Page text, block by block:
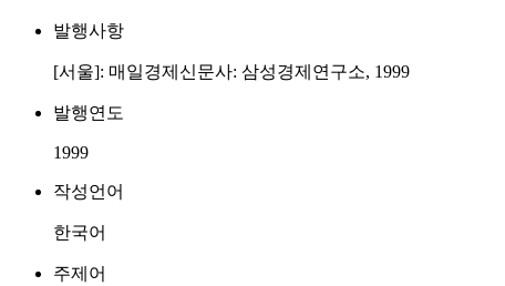
발행사항
[서울]: 매일경제신문사: 삼성경제연구소, 1999
발행연도
1999
작성언어
한국어
주제어